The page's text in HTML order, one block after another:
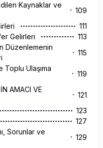
Kaynaklar ve
109
111
Gelirleri
113
Düzenlemenin
115
Toplu Ulaşıma
119
AMACI VE
121
123
127
Sorunlar ve
129